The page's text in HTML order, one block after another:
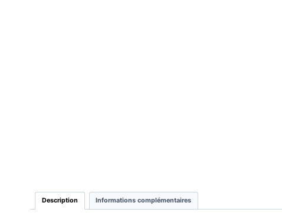
Description Informations complémentaires